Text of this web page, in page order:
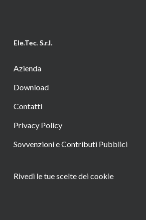
Ele.Tec. S.r.l.
Azienda
Download
Contatti
Privacy Policy
Sovvenzioni e Contributi Pubblici
Rivedi le tue scelte dei cookie